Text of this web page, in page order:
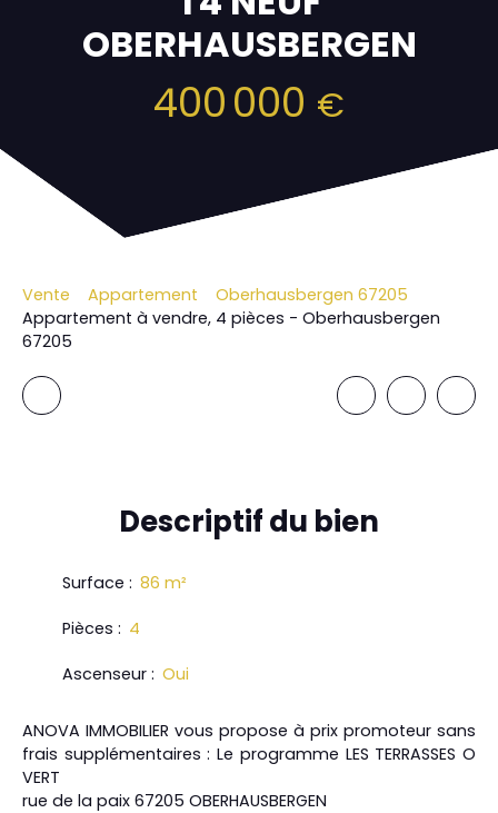
OBERHAUSBERGEN
400 000 €
Vente Appartement
Oberhausbergen 67205
Appartement à vendre, 4 pièces - Oberhausbergen
67205
Descriptifdu bien
Surface : 86 m²
Pièces : 4
Ascenseur : Oui
ANOVA IMMOBILIER vous propose à prix promoteur sans
frais supplémentaires : Le programme LES TERRASSES O
VERT
rue de la paix 67205 OBERHAUSBERGEN